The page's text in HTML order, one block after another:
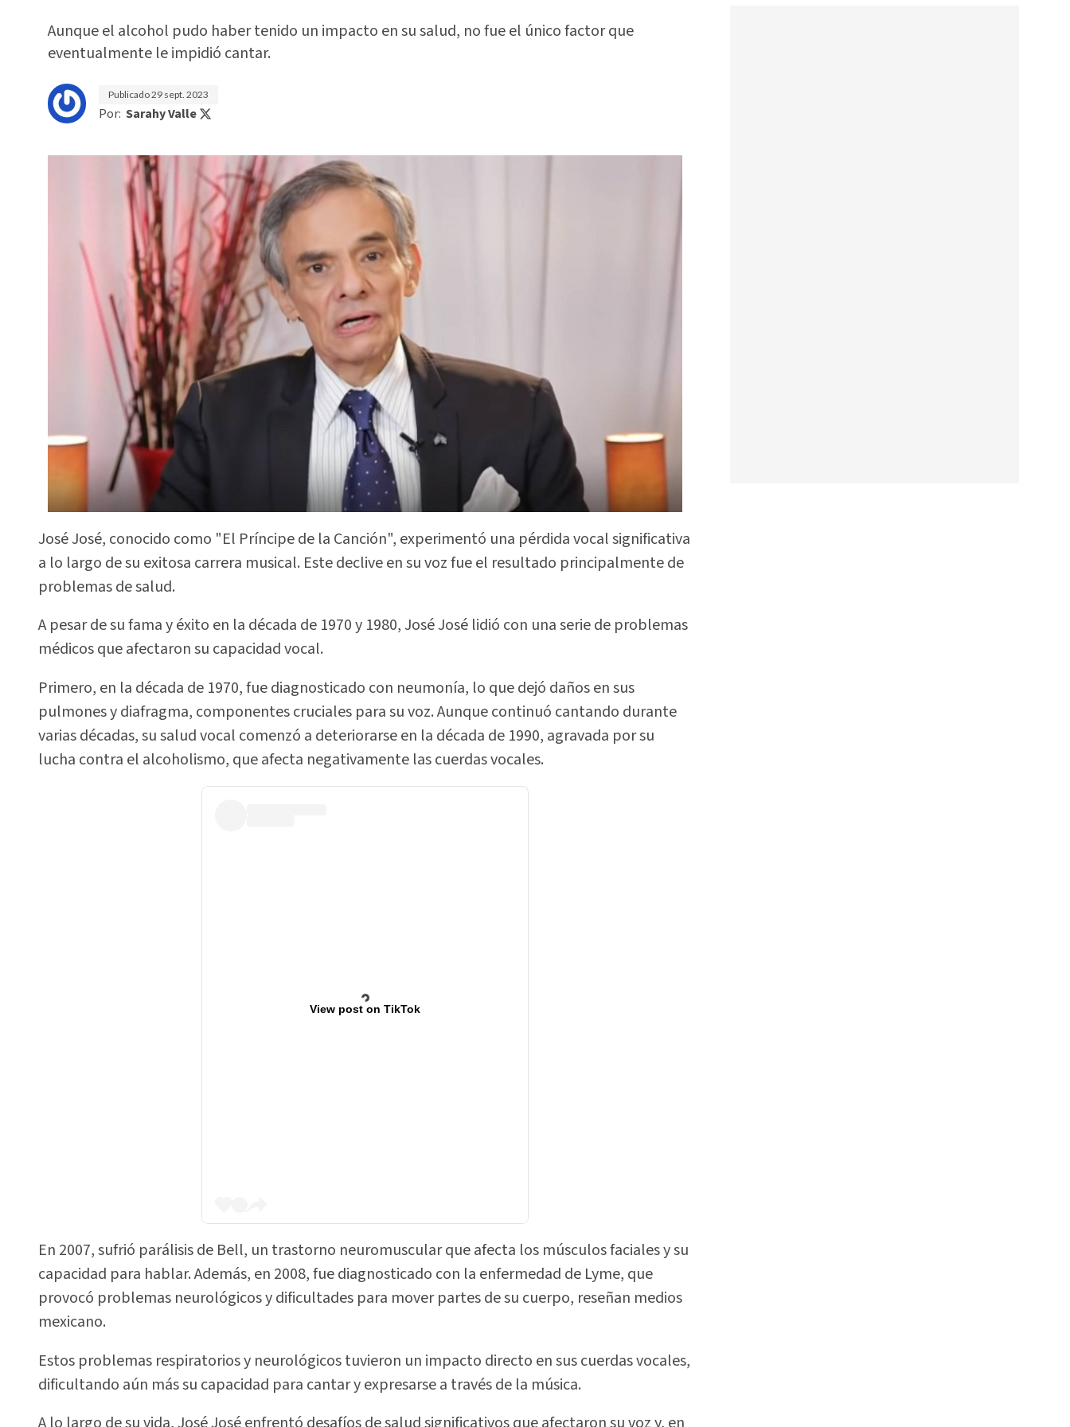
Aunque el alcohol pudo haber tenido un impacto en su salud, no fue el único factor que
eventualmente le impidió cantar.
Publicado29 sept. 2023
Por: Sarahy Valle
José José, conocido como "El Príncipe de la Canción", experimentó una pérdida vocal significativa
a lo largo de su exitosa carrera musical. Este declive en su voz fue el resultado principalmente de
problemas de salud.
A pesar de su fama y éxito en la década de 1970 y 1980, José José lidió con una serie de problemas
médicos que afectaron su capacidad vocal.
Primero, en la década de 1970, fue diagnosticado con neumonía, lo que dejó daños en sus
pulmones y diafragma, componentes cruciales para su voz. Aunque continuó cantando durante
varias décadas, su salud vocal comenzó a deteriorarse en la década de 1990, agravada por su
lucha contra el alcoholismo, que afecta negativamente las cuerdas vocales.
View post on TikTok
En 2007, sufrió parálisis de Bell, un trastorno neuromuscular que afecta los músculos faciales y su
capacidad para hablar. Además, en 2008, fue diagnosticado con la enfermedad de Lyme, que
provocó problemas neurológicos y dificultades para mover partes de su cuerpo, reseñan medios
mexicano.
Estos problemas respiratorios y neurológicos tuvieron un impacto directo en sus cuerdas vocales,
dificultando aún más su capacidad para cantar y expresarse a través de la música.